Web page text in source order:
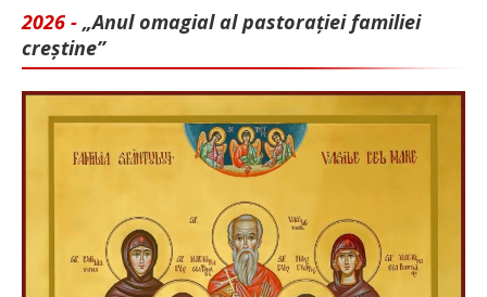
2026 - „Anul omagial al pastorației familiei
creștine”